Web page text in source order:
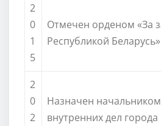
2
0
1
5
Отмечен орденом «За
Республикой
2
0
2
Назначен
внутренних дел